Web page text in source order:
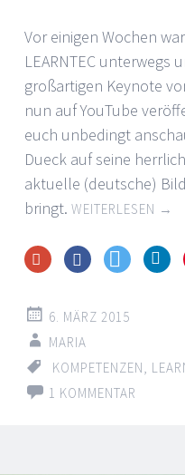
Vor einigen Wochen
LEARNTEC unterwegs
großartigen Keynote
nun auf YouTube
euch unbedingt
Dueck auf seine
aktuelle (deutsche)
bringt. WEITERLESEN →
6. MÄRZ 2015
MARIA
KOMPETENZEN
1 KOMMENTAR